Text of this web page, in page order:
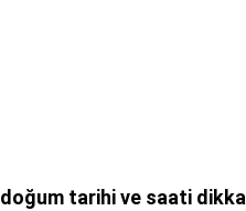
doğum tarihi ve saati